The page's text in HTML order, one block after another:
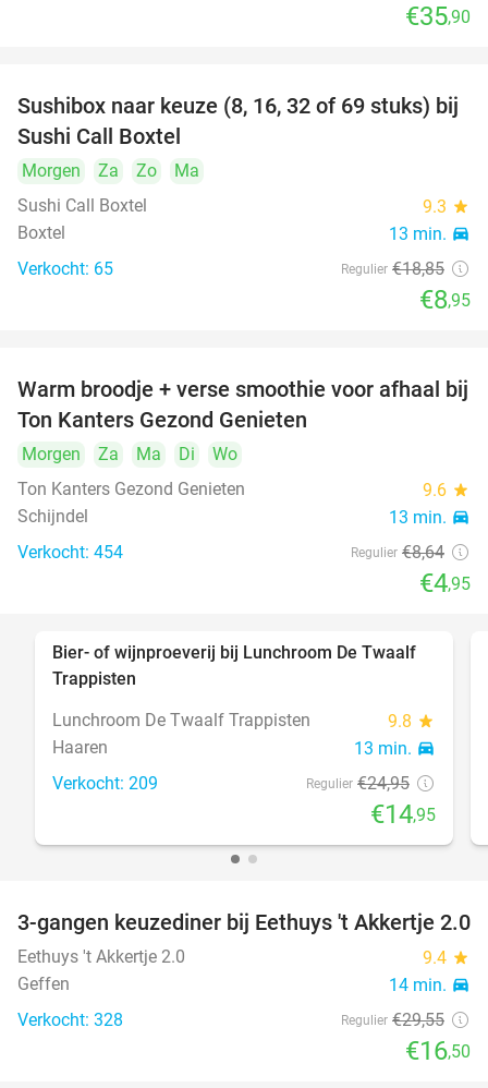
€35,90
53%
Sushibox naar keuze (8, 16, 32 of 69 stuks) bij
Sushi Call Boxtel
Morgen Za Zo
Ma
Sushi Call Boxtel
9.3 star
Boxtel 13 min. directions_car
Verkocht: 65 Regulier €18,85
€8,95
43%
Warm broodje + verse smoothie voor afhaal bij
Ton Kanters Gezond Genieten
Morgen Za Ma Di
Wo
Ton Kanters Gezond Genieten
9.6 star
Schijndel 13 min. directions_car
Verkocht: 454 Regulier €8,64
€4,95
40%
Bier- of wijnproeverij bij Lunchroom De Twaalf
Trappisten
Lunchroom De Twaalf Trappisten
9.8 star
Haaren 13 min. directions_car
Verkocht: 209 Regulier €24,95
€14,95
44%
3-gangen keuzediner bij Eethuys 't Akkertje 2.0
Eethuys 't Akkertje 2.0 9.4 star
Geffen 14 min. directions_car
Verkocht: 328 Regulier €29,55
€16,50